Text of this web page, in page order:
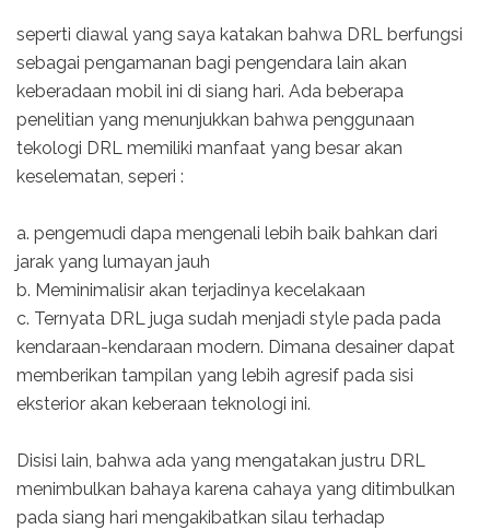
seperti diawal yang saya katakan bahwa DRL berfungsi
sebagai pengamanan bagi pengendara lain akan
keberadaan mobil ini di siang hari. Ada beberapa
penelitian yang menunjukkan bahwa penggunaan
tekologi DRL memiliki manfaat yang besar akan
keselematan, seperi :
a. pengemudi dapa mengenali lebih baik bahkan dari
jarak yang lumayan jauh
b. Meminimalisir akan terjadinya kecelakaan
c. Ternyata DRL juga sudah menjadi style pada pada
kendaraan-kendaraan modern. Dimana desainer dapat
memberikan tampilan yang lebih agresif pada sisi
eksterior akan keberaan teknologi ini.
Disisi lain, bahwa ada yang mengatakan justru DRL
menimbulkan bahaya karena cahaya yang ditimbulkan
pada siang hari mengakibatkan silau terhadap